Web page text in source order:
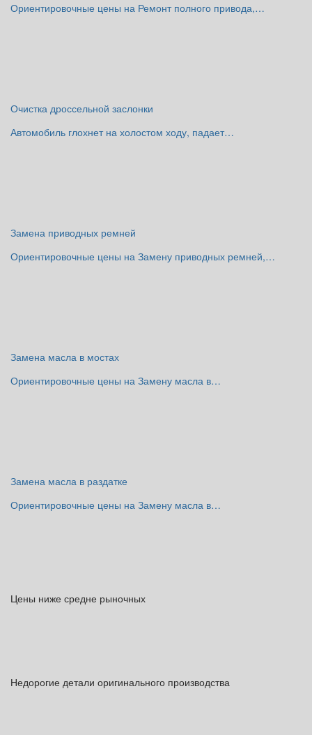
Ориентировочные цены на Ремонт полного привода,…
Очистка дроссельной заслонки
Автомобиль глохнет на холостом ходу, падает…
Замена приводных ремней
Ориентировочные цены на Замену приводных ремней,…
Замена масла в мостах
Ориентировочные цены на Замену масла в…
Замена масла в раздатке
Ориентировочные цены на Замену масла в…
Цены ниже средне рыночных
Недорогие детали оригинального производства